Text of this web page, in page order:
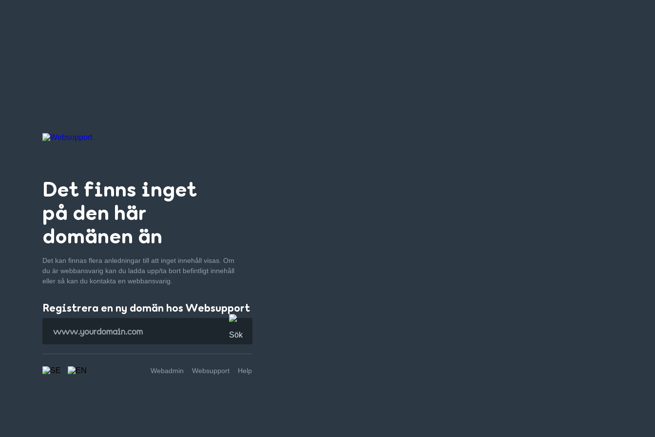
Det finns inget
på den här
domänen än
Det kan finnas flera anledningar till att inget innehåll visas. Om
du är webbansvarig kan du ladda upp/ta bort befintligt innehåll
eller så kan du kontakta en webbansvarig.
Registrera en ny domän hos Websupport
Webadmin Websupport Help